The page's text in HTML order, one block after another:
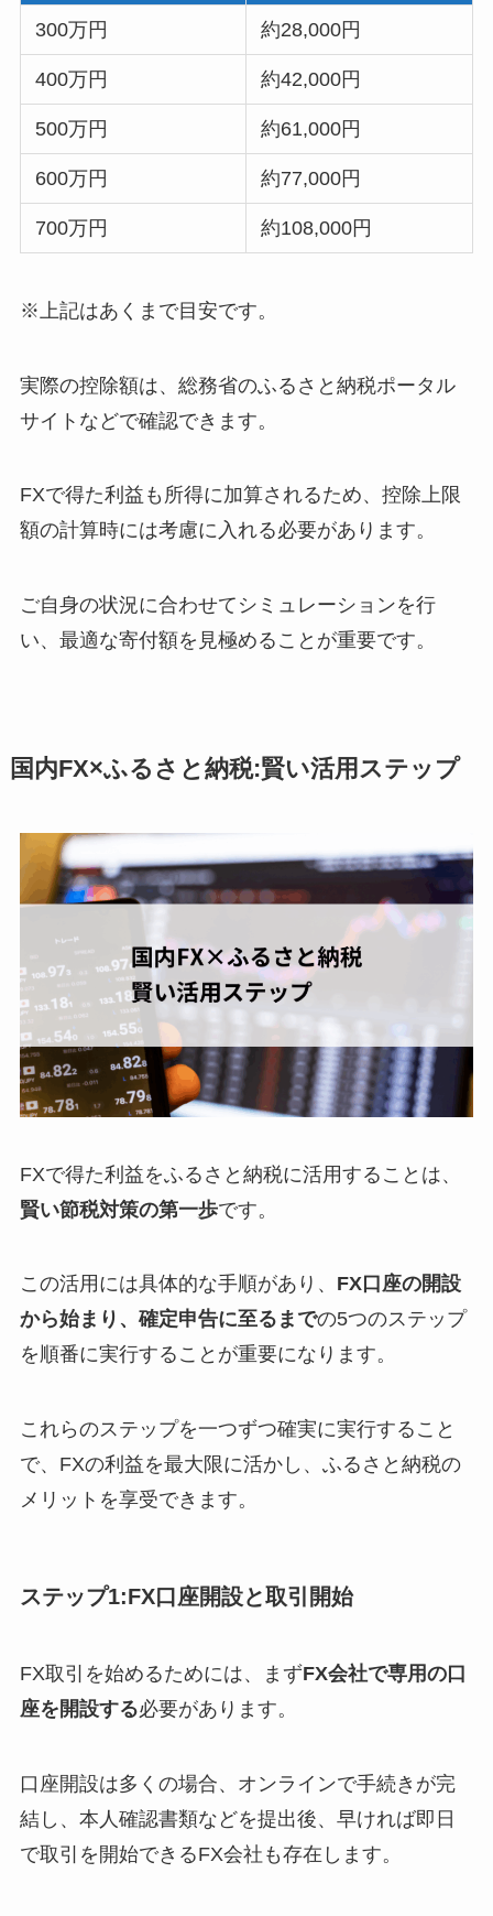
300万円 約28,000円
400万円 約42,000円
500万円 約61,000円
600万円 約77,000円
700万円 約108,000円
※上記はあくまで目安です。
実際の控除額は、総務省のふるさと納税ポータル
サイトなどで確認できます。
FXで得た利益も所得に加算されるため、控除上限
額の計算時には考慮に入れる必要があります。
ご自身の状況に合わせてシミュレーションを行
い、最適な寄付額を見極めることが重要です。
国内FX×ふるさと納税:賢い活用ステップ
FXで得た利益をふるさと納税に活用することは、
賢い節税対策の第一歩です。
この活用には具体的な手順があり、 FX口座の開設
から始まり、確定申告に至るまでの5つのステップ
を順番に実行することが重要になります。
これらのステップを一つずつ確実に実行すること
で、FXの利益を最大限に活かし、ふるさと納税の
メリットを享受できます。
ステップ1:FX口座開設と取引開始
FX取引を始めるためには、まずFX会社で専用の口
座を開設する必要があります。
口座開設は多くの場合、オンラインで手続きが完
結し、本人確認書類などを提出後、早ければ即日
で取引を開始できるFX会社も存在します。